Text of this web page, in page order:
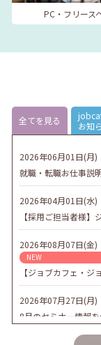
PC・フリース
全てを見る
お知
2026年06月01日(月)
就職・転職お仕事説
2026年04月01日(水)
【採用ご担当者様
2026年08月07日(金)
NEW
【ジョブカフェ・ジ
2026年07月27日(月)
8月のセミナー情報を